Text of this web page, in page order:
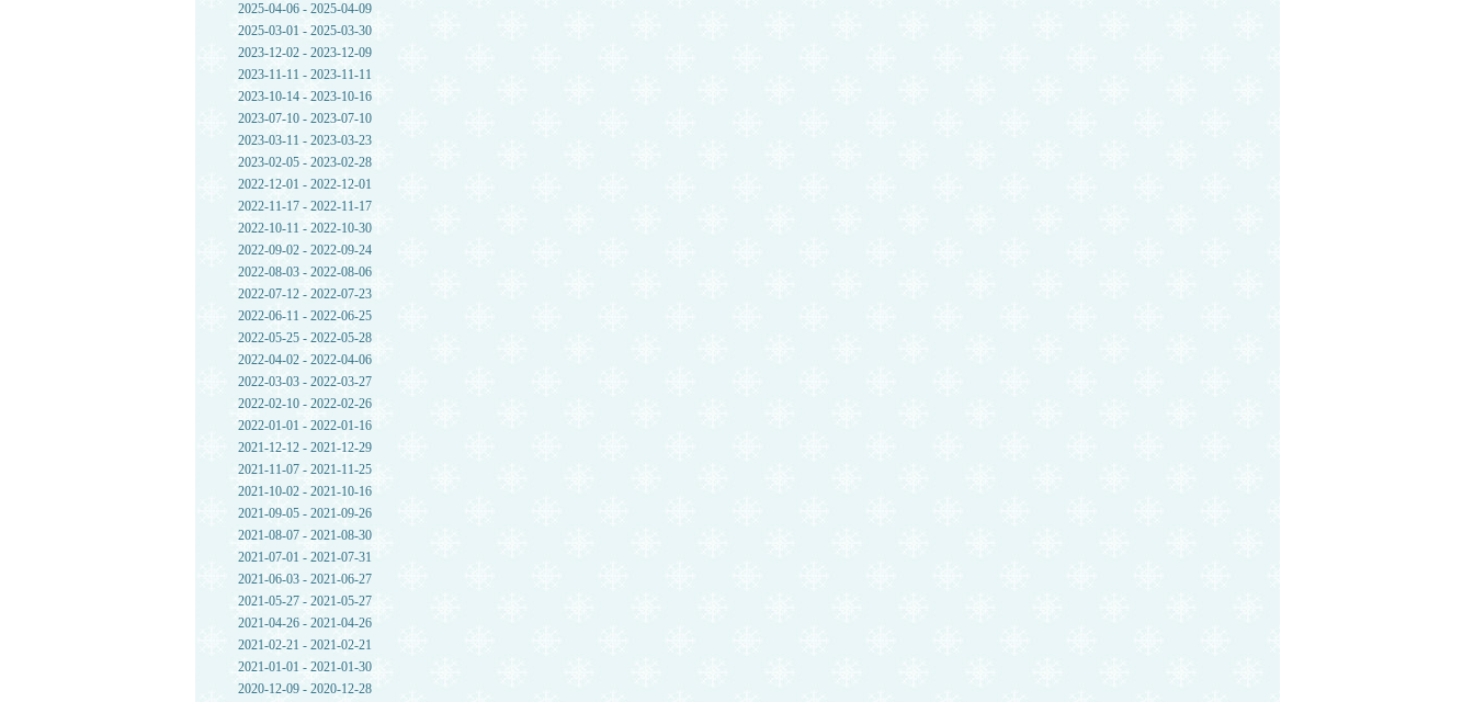
2025-04-06 - 2025-04-09
2025-03-01 - 2025-03-30
2023-12-02 - 2023-12-09
2023-11-11 - 2023-11-11
2023-10-14 - 2023-10-16
2023-07-10 - 2023-07-10
2023-03-11 - 2023-03-23
2023-02-05 - 2023-02-28
2022-12-01 - 2022-12-01
2022-11-17 - 2022-11-17
2022-10-11 - 2022-10-30
2022-09-02 - 2022-09-24
2022-08-03 - 2022-08-06
2022-07-12 - 2022-07-23
2022-06-11 - 2022-06-25
2022-05-25 - 2022-05-28
2022-04-02 - 2022-04-06
2022-03-03 - 2022-03-27
2022-02-10 - 2022-02-26
2022-01-01 - 2022-01-16
2021-12-12 - 2021-12-29
2021-11-07 - 2021-11-25
2021-10-02 - 2021-10-16
2021-09-05 - 2021-09-26
2021-08-07 - 2021-08-30
2021-07-01 - 2021-07-31
2021-06-03 - 2021-06-27
2021-05-27 - 2021-05-27
2021-04-26 - 2021-04-26
2021-02-21 - 2021-02-21
2021-01-01 - 2021-01-30
2020-12-09 - 2020-12-28